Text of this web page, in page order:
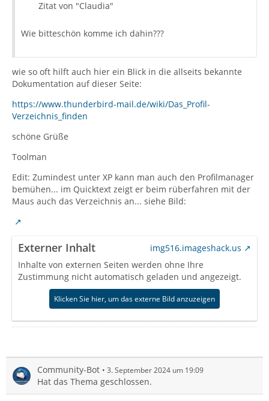
Zitat von "Claudia"
Wie bitteschön komme ich dahin???
wie so oft hilft auch hier ein Blick in die allseits bekannte
Dokumentation auf dieser Seite:
https://www.thunderbird-mail.de/wiki/Das_Profil-
Verzeichnis_finden
schöne Grüße
Toolman
Edit: Zumindest unter XP kann man auch den Profilmanager
bemühen... im Quicktext zeigt er beim rüberfahren mit der
Maus auch das Verzeichnis an... siehe Bild:
Externer Inhalt
img516.imageshack.us
Inhalte von externen Seiten werden ohne Ihre
Zustimmung nicht automatisch geladen und angezeigt.
Klicken Sie hier, um das externe Bild anzuzeigen
Community-Bot 3. September 2024 um 19:09
Hat das Thema geschlossen.